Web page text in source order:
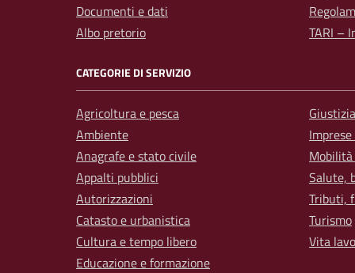
Documenti e dati
Albo pretorio
TARI –
CATEGORIE DI SERVIZIO
Agricoltura e pesca
Ambiente
Anagrafe e stato civile
Appalti pubblici
Autorizzazioni
Catasto e urbanistica
Cultura e tempo libero
Educazione e formazione
Salute,
Tributi,
Turismo
Vita